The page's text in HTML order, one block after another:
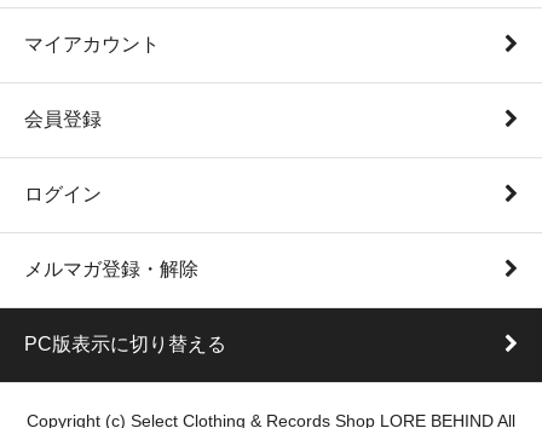
マイアカウント
会員登録
ログイン
メルマガ登録・解除
PC版表示に切り替える
Copyright (c) Select Clothing & Records Shop LORE BEHIND All